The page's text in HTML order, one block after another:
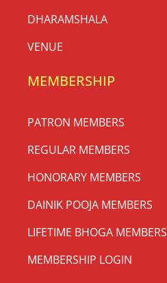
DHARAMSHALA
VENUE
MEMBERSHIP
PATRON MEMBERS
REGULAR MEMBERS
HONORARY MEMBERS
DAINIK POOJA MEMBERS
LIFETIME BHOGA MEMBERS
MEMBERSHIP LOGIN